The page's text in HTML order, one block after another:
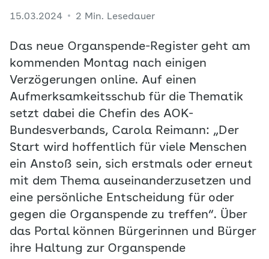
15.03.2024 2 Min. Lesedauer
Das neue Organspende-Register geht am
kommenden Montag nach einigen
Verzögerungen online. Auf einen
Aufmerksamkeitsschub für die Thematik
setzt dabei die Chefin des AOK-
Bundesverbands, Carola Reimann: „Der
Start wird hoffentlich für viele Menschen
ein Anstoß sein, sich erstmals oder erneut
mit dem Thema auseinanderzusetzen und
eine persönliche Entscheidung für oder
gegen die Organspende zu treffen“. Über
das Portal können Bürgerinnen und Bürger
ihre Haltung zur Organspende